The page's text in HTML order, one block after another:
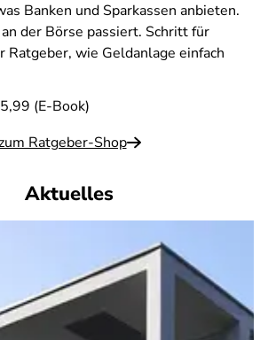
Banken und Sparkassen anbieten.
der Börse passiert. Schritt für
Ratgeber, wie Geldanlage einfach
(E-Book)
Ratgeber-Shop
Aktuelles